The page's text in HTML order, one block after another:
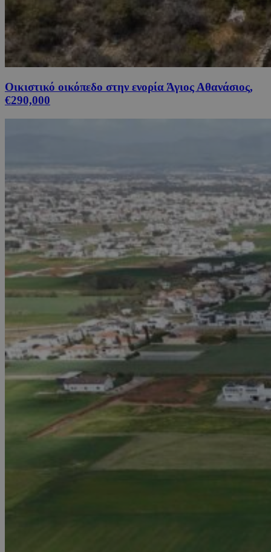
Οικιστικό οικόπεδο στην ενορία Άγιος Αθανάσιος,
€290,000